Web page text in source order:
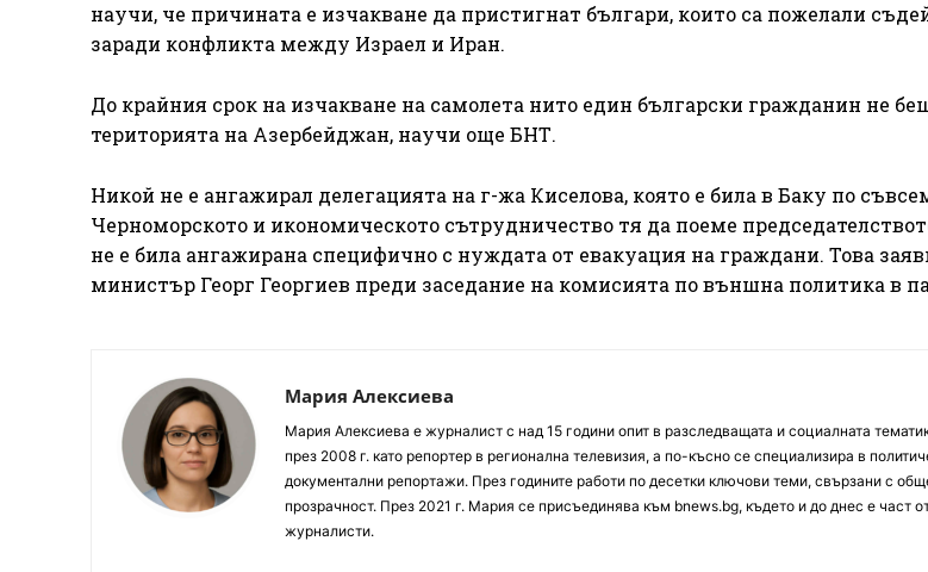
научи, че причината е изчакване да пристигнат българи, които са пожелали
заради конфликта между Израел и Иран.
До крайния срок на изчакване на самолета нито един български гражданин не
територията на Азербейджан, научи още БНТ.
Никой не е ангажирал делегацията на г-жа Киселова, която е била в Баку по
Черноморското и икономическото сътрудничество тя да поеме
не е била ангажирана специфично с нуждата от евакуация на граждани. Това
министър Георг Георгиев преди заседание на комисията по външна политика в
Мария Алексиева
Мария Алексиева е журналист с над 15 години опит в разследващата и социалната
през 2008 г. като репортер в регионална телевизия, а по-късно се специализира в
документални репортажи. През годините работи по десетки ключови теми, свързани с
прозрачност. През 2021 г. Мария се присъединява към bnews.bg, където и до днес е част
журналисти.